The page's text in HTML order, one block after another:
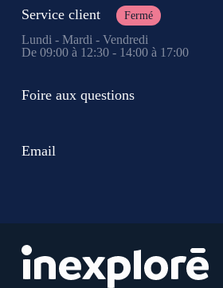
Service client Fermé
Lundi - Mardi - Vendredi
De 09:00 à 12:30 - 14:00 à 17:00
Foire aux questions
Email